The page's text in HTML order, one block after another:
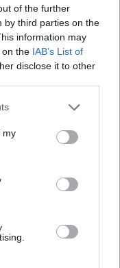
of the further
by third parties on the
information may
on the IAB’s List of
disclose it to other
my